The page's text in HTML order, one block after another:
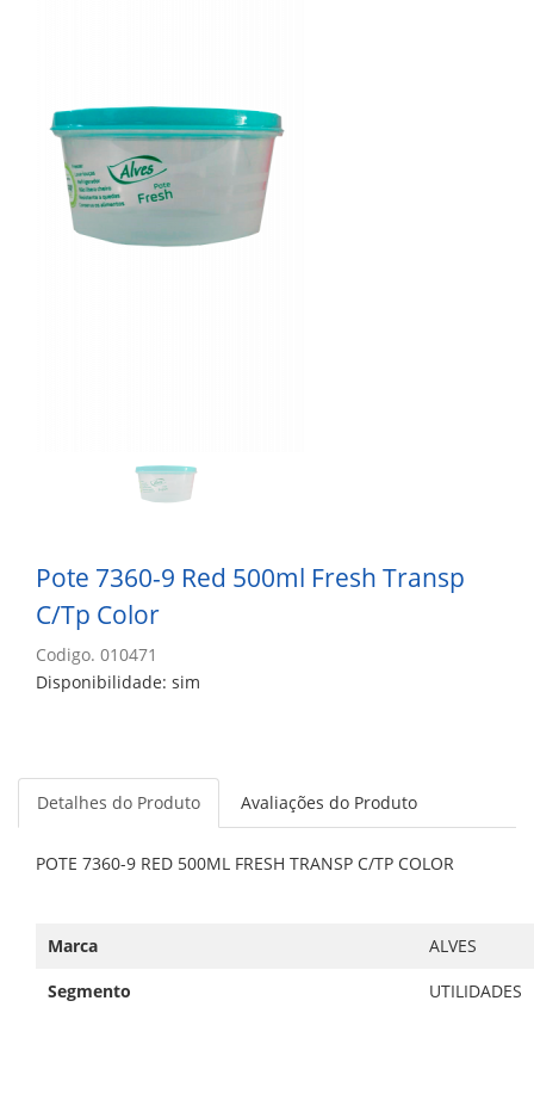
Pote 7360-9 Red 500ml Fresh Transp
C/Tp Color
Codigo. 010471
Disponibilidade: sim
Detalhes do Produto Avaliações do Produto
POTE 7360-9 RED 500ML FRESH TRANSP C/TP COLOR
Marca
ALVES
Segmento
UTILIDADES